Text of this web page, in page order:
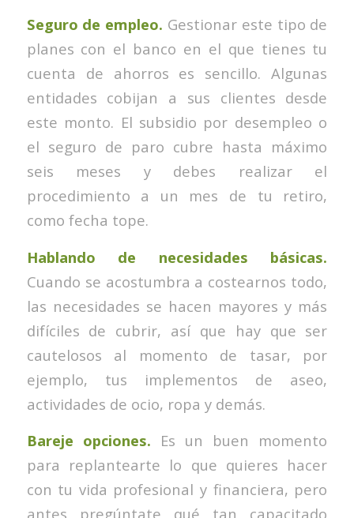
Seguro de empleo. Gestionar este tipo de
planes con el banco en el que tienes tu
cuenta de ahorros es sencillo. Algunas
entidades cobijan a sus clientes desde
este monto. El subsidio por desempleo o
el seguro de paro cubre hasta máximo
seis meses y debes realizar el
procedimiento a un mes de tu retiro,
como fecha tope.
Hablando de necesidades básicas.
Cuando se acostumbra a costearnos todo,
las necesidades se hacen mayores y más
difíciles de cubrir, así que hay que ser
cautelosos al momento de tasar, por
ejemplo, tus implementos de aseo,
actividades de ocio, ropa y demás.
Bareje opciones. Es un buen momento
para replantearte lo que quieres hacer
con tu vida profesional y financiera, pero
antes pregúntate qué tan capacitado